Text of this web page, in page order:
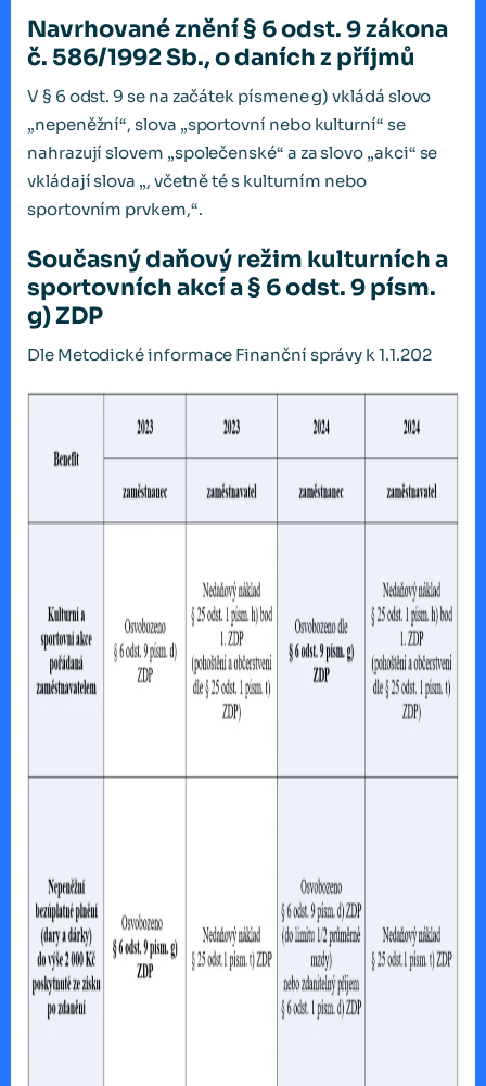
Navrhované znění § 6 odst. 9 zákona
č. 586/1992 Sb., o daních z příjmů
V § 6 odst. 9 se na začátek písmene g) vkládá slovo
„nepeněžní“, slova „sportovní nebo kulturní“ se
nahrazují slovem „společenské“ a za slovo „akci“ se
vkládají slova „, včetně té s kulturním nebo
sportovním prvkem,“.
Současný daňový režim kulturních a
sportovních akcí a § 6 odst. 9 písm.
g) ZDP
Dle Metodické informace Finanční správy k 1.1.202